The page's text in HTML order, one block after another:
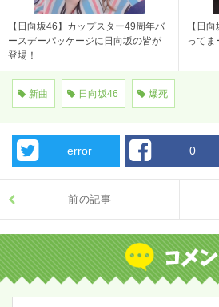
【日向坂46】カップスター49周年バ
ースデーパッケージに日向坂の皆が
登場！
【日
ってま
新曲 日向坂46 爆死
error 0
前の記事